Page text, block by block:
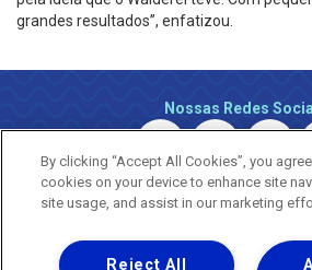
grandes resultados”, enfatizou.
Nossas Redes
By clicking “Accept All Cookies”, you
cookies on your device to enhance site
site usage, and assist in our marketing
Reject All